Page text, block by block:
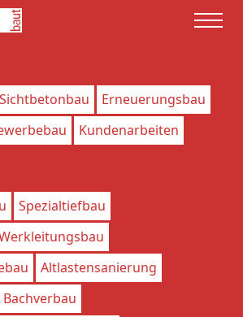
Sichtbetonbau
Erneuerungsbau
Kundenarbeiten
Spezialtiefbau
Altlastensanierung
Bachverbau